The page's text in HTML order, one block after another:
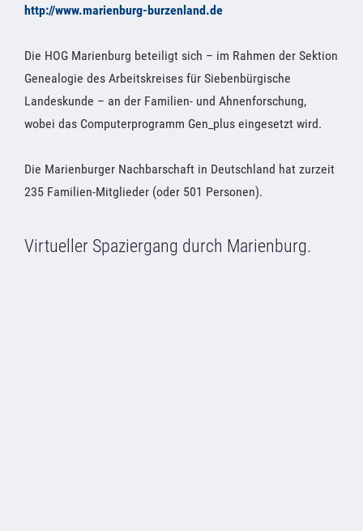
http://www.marienburg-burzenland.de
Die HOG Marienburg beteiligt sich – im Rahmen der Sektion
Genealogie des Arbeitskreises für Siebenbürgische
Landeskunde – an der Familien- und Ahnenforschung,
wobei das Computerprogramm Gen_plus eingesetzt wird.
Die Marienburger Nachbarschaft in Deutschland hat zurzeit
235 Familien-Mitglieder (oder 501 Personen).
Virtueller Spaziergang durch Marienburg.